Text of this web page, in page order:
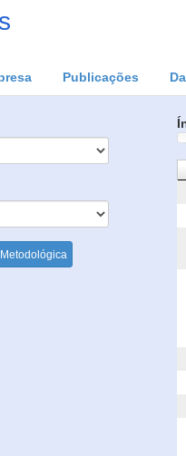
Publicações